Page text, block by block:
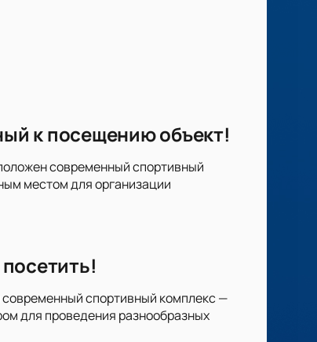
к посещению объект!
современный спортивный
местом для организации
спортивный комплекс —
для проведения разнообразных